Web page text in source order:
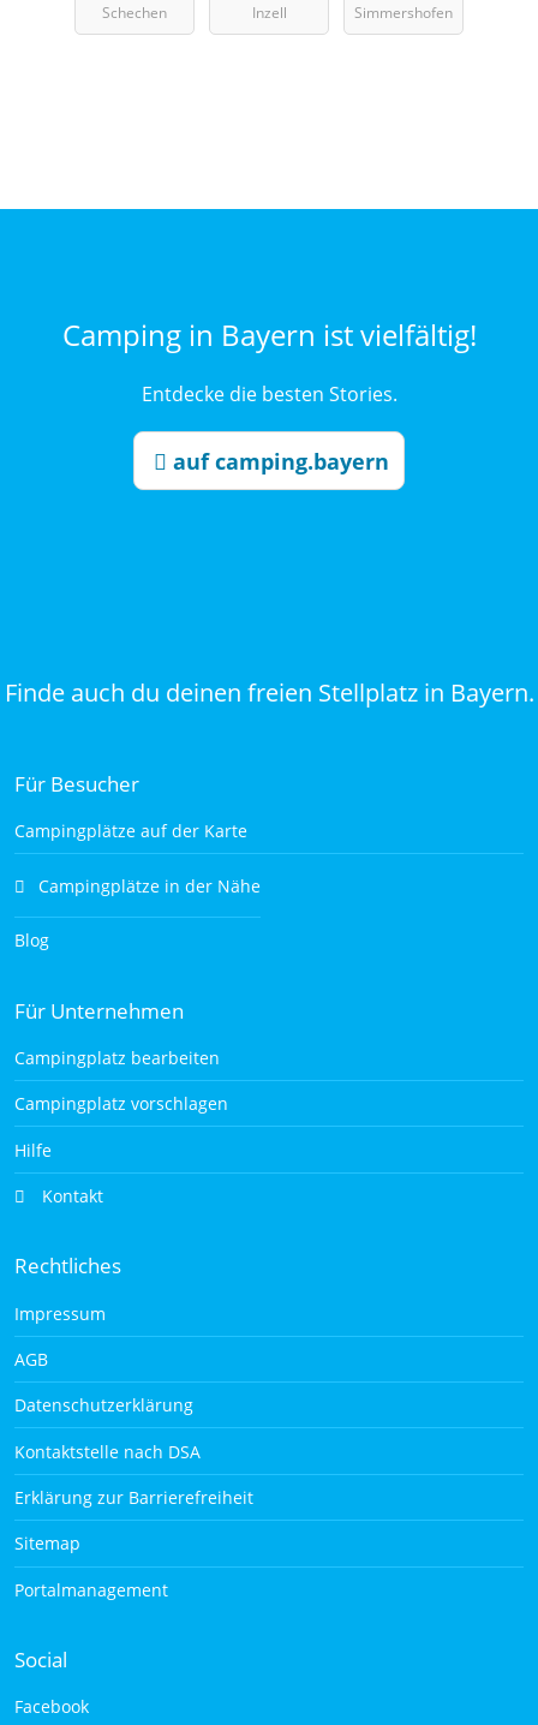
Schechen
Inzell
Simmershofen
Camping in Bayern ist vielfältig!
Entdecke die besten Stories.
auf camping.bayern
Finde auch du deinen freien Stellplatz in Bayern.
Für Besucher
Campingplätze auf der Karte
Campingplätze in der Nähe
Blog
Für Unternehmen
Campingplatz bearbeiten
Campingplatz vorschlagen
Hilfe
Kontakt
Rechtliches
Impressum
AGB
Datenschutzerklärung
Kontaktstelle nach DSA
Erklärung zur Barrierefreiheit
Sitemap
Portalmanagement
Social
Facebook